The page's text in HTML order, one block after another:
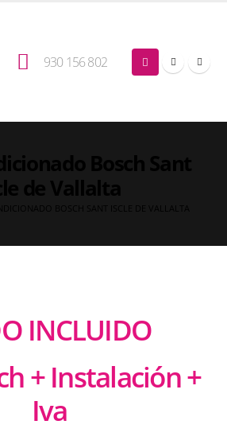
930 156 802
INCLUIDO
+ Instalación +
Iva